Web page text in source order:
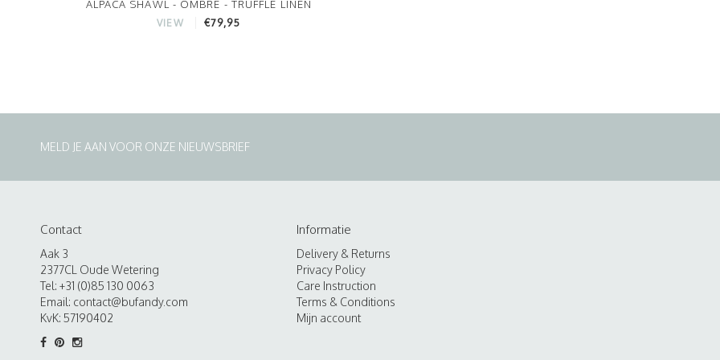
ALPACA SHAWL - OMBRE - TRUFFLE LINEN
VIEW €79,95
MELD JE AAN VOOR ONZE NIEUWSBRIEF
Contact
Aak 3
2377CL Oude Wetering
Tel: +31 (0)85 130 0063
Email: contact@bufandy.com
KvK: 57190402
Informatie
Delivery & Returns
Privacy Policy
Care Instruction
Terms & Conditions
Mijn account